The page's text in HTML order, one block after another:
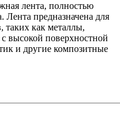
лента, полностью
Лента предназначена для
таких как металлы,
высокой поверхностной
и другие композитные